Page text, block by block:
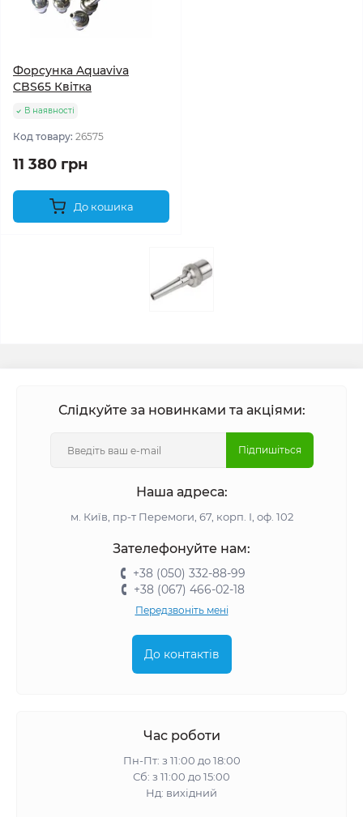
Форсунка Aquaviva
CBS65 Квітка
В наявності
Код товару: 26575
11 380 грн
До кошика
Слідкуйте за новинками та акціями:
Підпишіться
Наша адреса:
м. Київ, пр-т Перемоги, 67, корп. І, оф. 102
Зателефонуйте нам:
+38 (050) 332-88-99
+38 (067) 466-02-18
Передзвоніть мені
До контактів
Час роботи
Пн-Пт: з 11:00 до 18:00
Сб: з 11:00 до 15:00
Нд: вихідний